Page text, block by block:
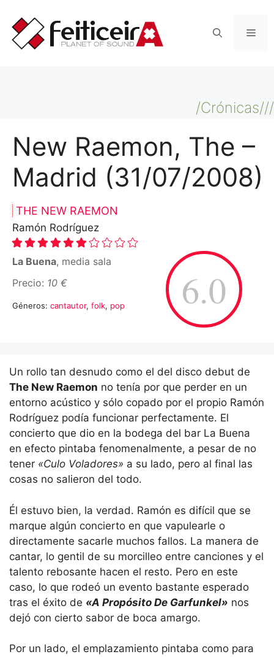
contenido
/Crónicas///
New Raemon, The –
Madrid (31/07/2008)
THE NEW RAEMON
Ramón Rodríguez
6.0
La Buena, media sala
Precio: 10 €
Géneros: cantautor, folk, pop
Un rollo tan desnudo como el del disco debut de
The New Raemon no tenía por que perder en un
entorno acústico y sólo copado por el propio Ramón
Rodríguez podía funcionar perfectamente. El
concierto que dio en la bodega del bar La Buena
en efecto pintaba fenomenalmente, a pesar de no
tener «Culo Voladores» a su lado, pero al final las
cosas no salieron del todo.
Él estuvo bien, la verdad. Ramón es difícil que se
marque algún concierto en que vapulearle o
directamente sacarle muchos fallos. La manera de
cantar, lo gentil de su morcilleo entre canciones y el
talento rebosante hacen el resto. Pero en este
caso, lo que rodeó un evento bastante esperado
tras el éxito de «A Propósito De Garfunkel» nos
dejó con cierto sabor de boca amargo.
Por un lado, el emplazamiento pintaba como para